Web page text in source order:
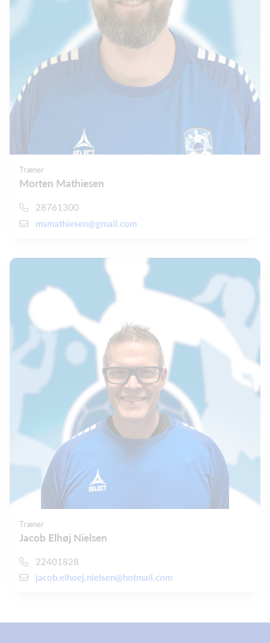
Træner
Morten Mathiesen
28761300
msmathiesen@gmail.com
Træner
Jacob Elhøj Nielsen
22401828
jacob.elhoej.nielsen@hotmail.com